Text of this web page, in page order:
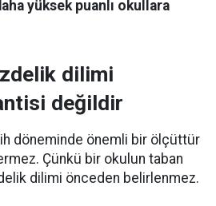
yüksek puanlı okullara
dilimi
değildir
döneminde önemli bir ölçüttür
Çünkü bir okulun taban
dilimi önceden belirlenmez.